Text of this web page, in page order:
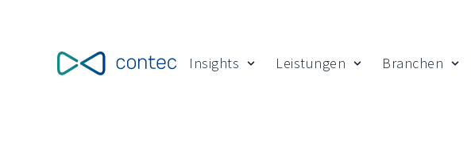
Insights
Show submenu for Insights
Leistungen
Show submenu
Branchen